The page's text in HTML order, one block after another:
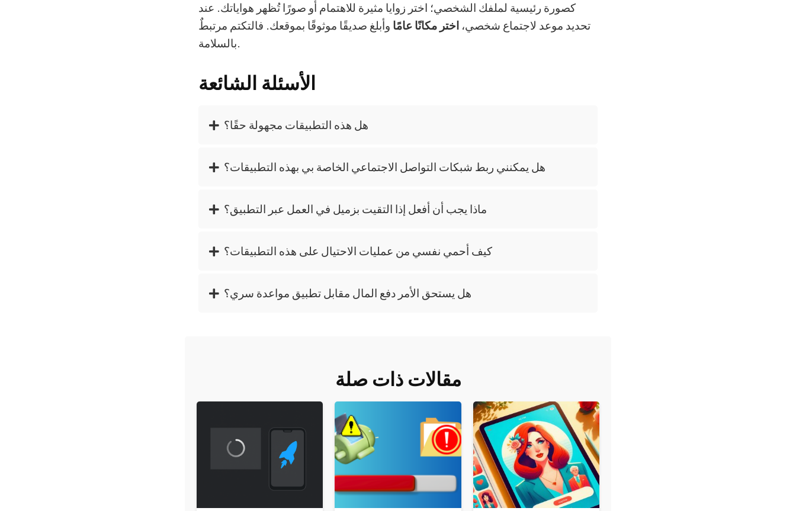
كصورة رئيسية لملفك الشخصي؛ اختر زوايا مثيرة للاهتمام أو صورًا تُظهر هواياتك. عند
تحديد موعد لاجتماع شخصي، اختر مكانًا عامًا وأبلغ صديقًا موثوقًا بموقعك. فالتكتم مرتبطٌ
بالسلامة.
الأسئلة الشائعة
هل هذه التطبيقات مجهولة حقًا؟
هل يمكنني ربط شبكات التواصل الاجتماعي الخاصة بي بهذه التطبيقات؟
ماذا يجب أن أفعل إذا التقيت بزميل في العمل عبر التطبيق؟
كيف أحمي نفسي من عمليات الاحتيال على هذه التطبيقات؟
هل يستحق الأمر دفع المال مقابل تطبيق مواعدة سري؟
مقالات ذات صلة